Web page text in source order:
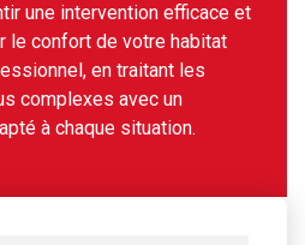
une intervention efficace et
le confort de votre habitat
en traitant les
complexes avec un
à chaque situation.